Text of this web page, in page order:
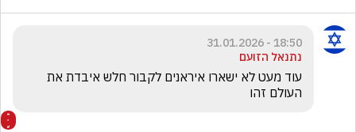
18:50 - 31.01.2026
נתנאל הזועם
העולם זהו